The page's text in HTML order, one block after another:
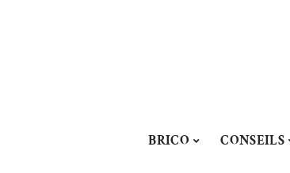
BRICO CONSEILS